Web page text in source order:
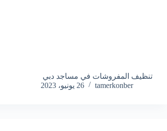
تنظيف المفروشات في مساجد دبي
tamerkonber
26 يونيو، 2023